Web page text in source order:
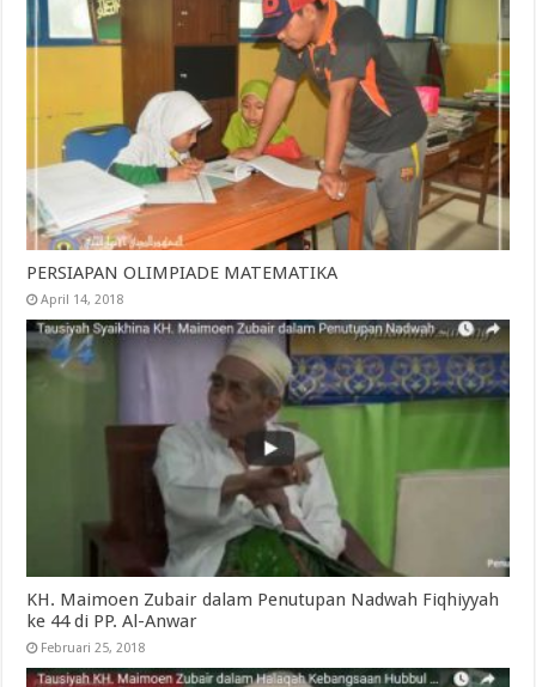
PERSIAPAN OLIMPIADE MATEMATIKA
April 14, 2018
KH. Maimoen Zubair dalam Penutupan Nadwah Fiqhiyyah
ke 44 di PP. Al-Anwar
Februari 25, 2018